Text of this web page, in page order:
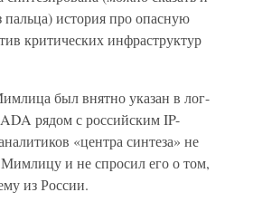
история про опасную
критических инфраструктур
был внятно указан в лог-
рядом с российским IP-
«центра синтеза» не
и не спросил его о том,
из России.